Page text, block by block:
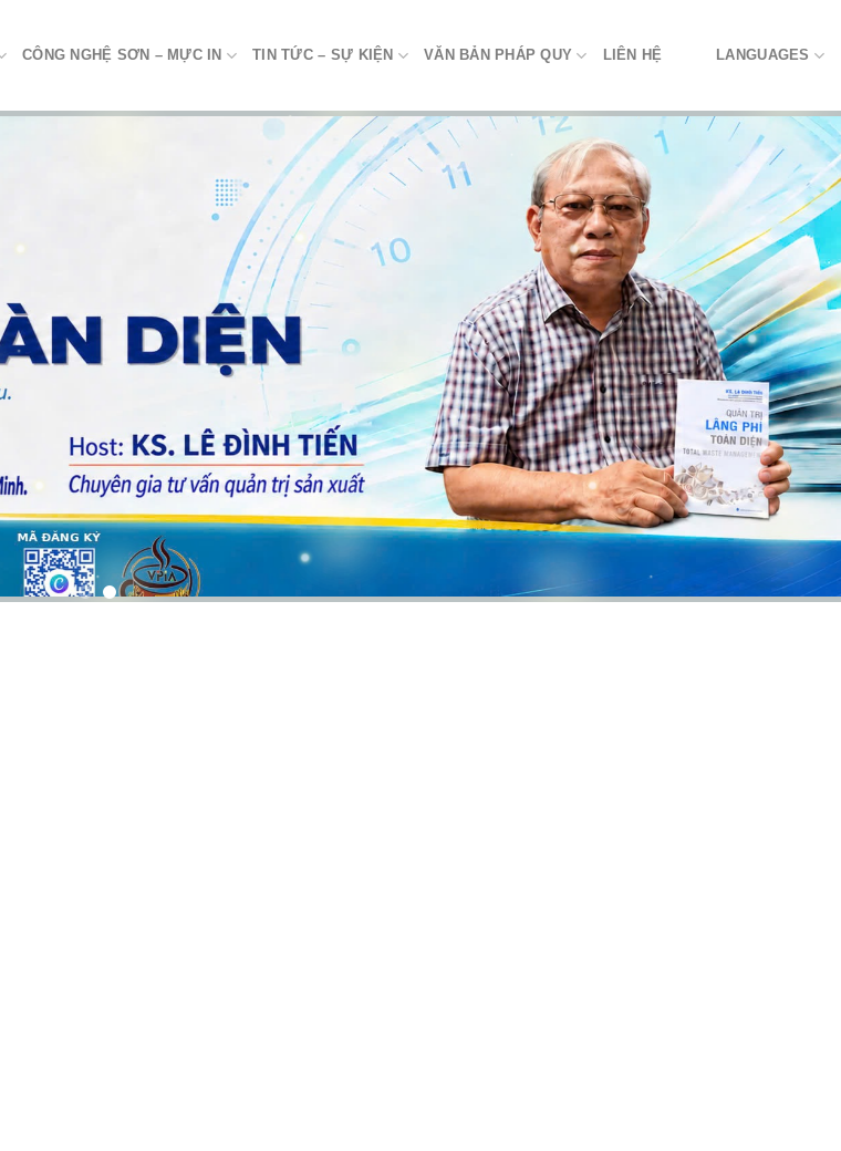
CÔNG NGHỆ SƠN – MỰC IN TIN TỨC – SỰ KIỆN VĂN BẢN PHÁP QUY LIÊN HỆ LANGUAGES